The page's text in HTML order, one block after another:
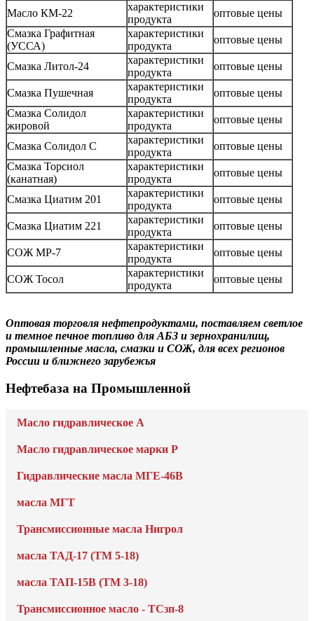
Масло КМ-22
характеристики
продукта
оптовые цены
Смазка Графитная
(УССА)
характеристики
продукта
оптовые цены
Смазка Литол-24
характеристики
продукта
оптовые цены
Смазка Пушечная
характеристики
продукта
оптовые цены
Смазка Солидол
жировой
характеристики
продукта
оптовые цены
Смазка Солидол С
характеристики
продукта
оптовые цены
Смазка Торсиол
(канатная)
характеристики
продукта
оптовые цены
Смазка Циатим 201
характеристики
продукта
оптовые цены
Смазка Циатим 221
характеристики
продукта
оптовые цены
СОЖ МР-7
характеристики
продукта
оптовые цены
СОЖ Тосол
характеристики
продукта
оптовые цены
Оптовая торговля нефтепродуктами, поставляем светлое
и темное печное топливо для АБЗ и зернохранилищ,
промышленные масла, смазки и СОЖ, для всех регионов
России и ближнего зарубежья
Нефтебаза на Промышленной
Масло гидравлическое А
Масло гидравлическое марки Р
Гидравлические масла МГЕ-46В
масла МГТ
Трансмиссионные масла Нигрол
масла ТАД-17 (ТМ 5-18)
масла ТАП-15В (ТМ 3-18)
Трансмиссионное масло - ТСзп-8